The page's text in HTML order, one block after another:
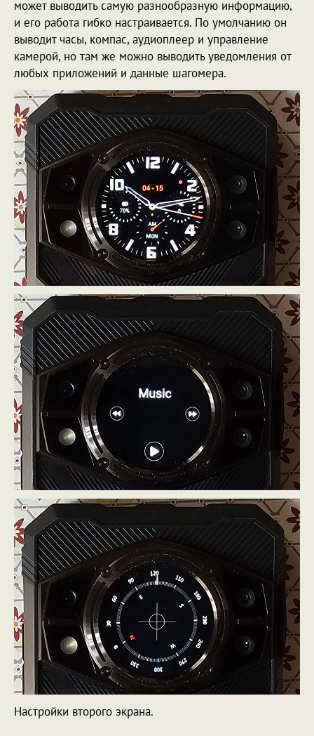
может выводить самую разнообразную информацию,
и его работа гибко настраивается. По умолчанию он
выводит часы, компас, аудиоплеер и управление
камерой, но там же можно выводить уведомления от
любых приложений и данные шагомера.
Настройки второго экрана.